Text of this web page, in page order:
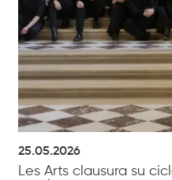
25.05.2026
Les Arts clausura su